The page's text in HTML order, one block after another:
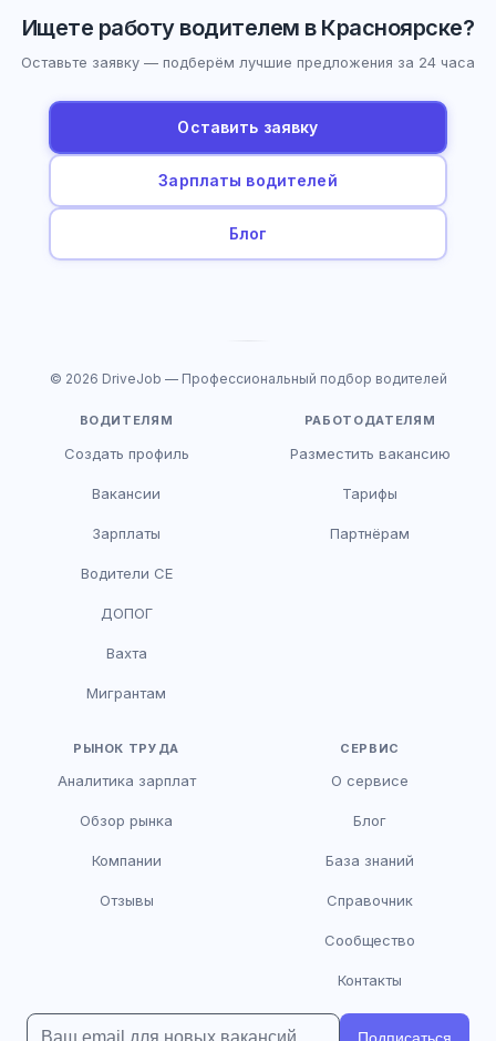
Ищете работу водителем в Красноярске?
Оставьте заявку — подберём лучшие предложения за 24 часа
Оставить заявку
Зарплаты водителей
Блог
© 2026 DriveJob — Профессиональный подбор водителей
ВОДИТЕЛЯМ
Создать профиль
Вакансии
Зарплаты
Водители CE
ДОПОГ
Вахта
Мигрантам
РАБОТОДАТЕЛЯМ
Разместить вакансию
Тарифы
Партнёрам
РЫНОК ТРУДА
Аналитика зарплат
Обзор рынка
Компании
Отзывы
СЕРВИС
О сервисе
Блог
База знаний
Справочник
Сообщество
Контакты
HR-консультант
Здравствуйте! Я AI-консультант DriveJob.
помочь?